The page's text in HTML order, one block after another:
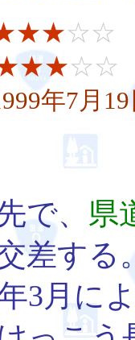
☆☆
☆☆
年7月19
で、 県
差する
3月に